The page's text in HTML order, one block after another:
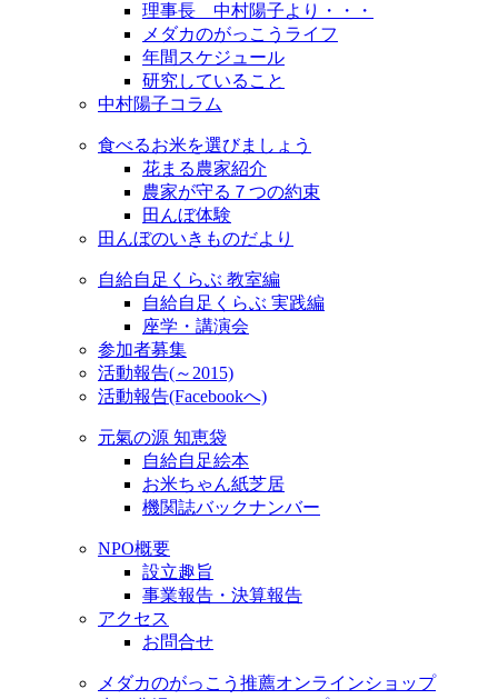
理事長 中村陽子より・・・
メダカのがっこうライフ
年間スケジュール
研究していること
中村陽子コラム
食べるお米を選びましょう
花まる農家紹介
農家が守る７つの約束
田んぼ体験
田んぼのいきものだより
自給自足くらぶ 教室編
自給自足くらぶ 実践編
座学・講演会
参加者募集
活動報告(～2015)
活動報告(Facebookへ)
元氣の源 知恵袋
自給自足絵本
お米ちゃん紙芝居
機関誌バックナンバー
NPO概要
設立趣旨
事業報告・決算報告
アクセス
お問合せ
メダカのがっこう推薦オンラインショップ